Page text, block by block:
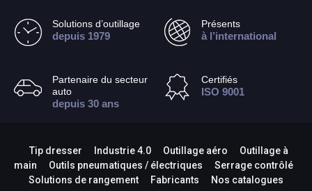
Solutions d’outillage
depuis 1979
Présents
à l’international
Partenaire du secteur
auto
depuis 30 ans
Certifiés
ISO 9001
Tip dresser Industrie 4.0 Outillage aéro
Outillage à
main
Outils pneumatiques / électriques
Serrage contrôlé
Solutions de rangement
Fabricants Nos catalogues